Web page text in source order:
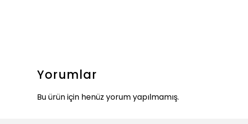
Yorumlar
Bu ürün için henüz yorum yapılmamış.